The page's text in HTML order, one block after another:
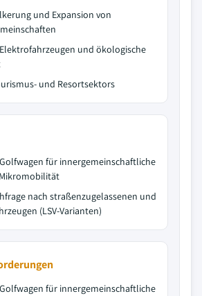
und Expansion von
und ökologische
und Resortsektors
für innergemeinschaftliche
nach straßenzugelassenen und
(LSV-Varianten)
für innergemeinschaftliche